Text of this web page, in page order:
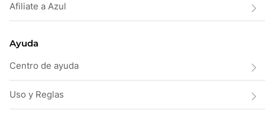
Afiliate a Azul
Ayuda
Centro de ayuda
Uso y Reglas